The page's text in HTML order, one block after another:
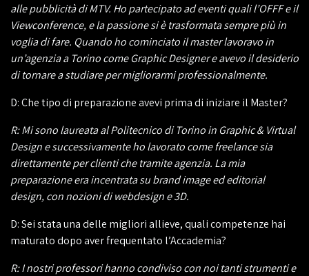
alle pubblicità di MTV. Ho partecipato ad eventi quali l’OFFF e il
Viewconference, e la passione si è trasformata sempre più in
voglia di fare. Quando ho cominciato il master lavoravo in
un’agenzia a Torino come Graphic Designer e avevo il desiderio
di tornare a studiare per migliorarmi professionalmente.
D: Che tipo di preparazione avevi prima di iniziare il Master?
R: Mi sono laureata al Politecnico di Torino in Graphic & Virtual
Design e successivamente ho lavorato come freelance sia
direttamente per clienti che tramite agenzia. La mia
preparazione era incentrata su brand image ed editorial
design, con nozioni di webdesign e 3D.
D: Sei stata una delle migliori allieve, quali competenze hai
maturato dopo aver frequentato l’Accademia?
R: I nostri professori hanno condiviso con noi tanti strumenti e